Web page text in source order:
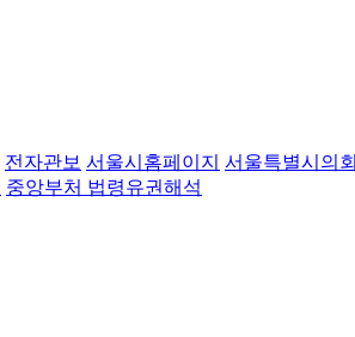
전자관보 서울시홈페이지 서울특별시의회
중앙부처 법령유권해석